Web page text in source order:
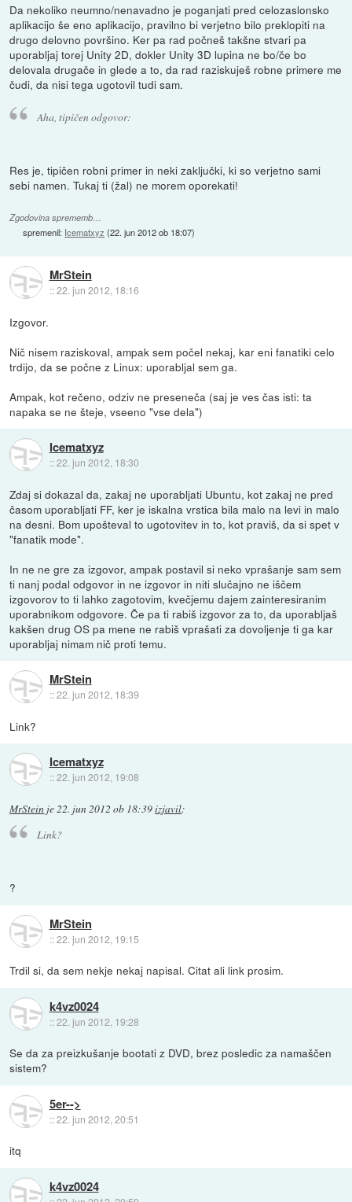
Da nekoliko neumno/nenavadno je poganjati pred celozaslonsko
aplikacijo še eno aplikacijo, pravilno bi verjetno bilo preklopiti na
drugo delovno površino. Ker pa rad počneš takšne stvari pa
uporabljaj torej Unity 2D, dokler Unity 3D lupina ne bo/če bo
delovala drugače in glede a to, da rad raziskuješ robne primere me
čudi, da nisi tega ugotovil tudi sam.
Aha, tipičen odgovor:
Res je, tipičen robni primer in neki zaključki, ki so verjetno sami
sebi namen. Tukaj ti (žal) ne morem oporekati!
Zgodovina sprememb…
spremenil: Icematxyz (22. jun 2012 ob 18:07)
MrStein
::22. jun 2012, 18:16
Izgovor.
Nič nisem raziskoval, ampak sem počel nekaj, kar eni fanatiki celo
trdijo, da se počne z Linux: uporabljal sem ga.
Ampak, kot rečeno, odziv ne preseneča (saj je ves čas isti: ta
napaka se ne šteje, vseeno "vse dela")
Icematxyz
::22. jun 2012, 18:30
Zdaj si dokazal da, zakaj ne uporabljati Ubuntu, kot zakaj ne pred
časom uporabljati FF, ker je iskalna vrstica bila malo na levi in malo
na desni. Bom upošteval to ugotovitev in to, kot praviš, da si spet v
"fanatik mode".
In ne ne gre za izgovor, ampak postavil si neko vprašanje sam sem
ti nanj podal odgovor in ne izgovor in niti slučajno ne iščem
izgovorov to ti lahko zagotovim, kvečjemu dajem zainteresiranim
uporabnikom odgovore. Če pa ti rabiš izgovor za to, da uporabljaš
kakšen drug OS pa mene ne rabiš vprašati za dovoljenje ti ga kar
uporabljaj nimam nič proti temu.
MrStein
::22. jun 2012, 18:39
Link?
Icematxyz
::22. jun 2012, 19:08
MrStein je22. jun 2012 ob 18:39izjavil:
Link?
?
MrStein
::22. jun 2012, 19:15
Trdil si, da sem nekje nekaj napisal. Citat ali link prosim.
k4vz0024
::22. jun 2012, 19:28
Se da za preizkušanje bootati z DVD, brez posledic za namaščen
sistem?
5er-->
::22. jun 2012, 20:51
itq
k4vz0024